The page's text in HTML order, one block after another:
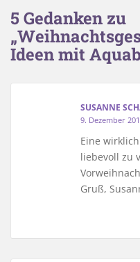
5 Gedanken zu
Ideen mit
SUSANNE
9. Dezember
Eine
liebevoll zu
Gruß,